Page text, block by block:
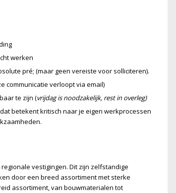
werken
pré; (maar geen vereiste voor solliciteren).
communicatie verloopt via email)
te zijn (vrijdag is noodzakelijk, rest in overleg)
betekent kritisch naar je eigen werkprocessen
vestigingen. Dit zijn zelfstandige
door een breed assortiment met sterke
assortiment, van bouwmaterialen tot